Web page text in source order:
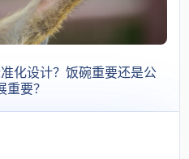
化设计？饭碗重要还是公
重要？